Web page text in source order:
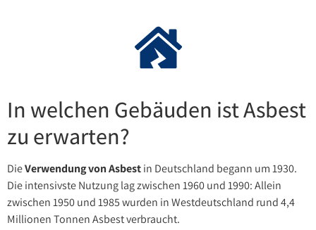
In welchen Gebäuden ist Asbest
zu erwarten?
DieVerwendung von Asbestin Deutschland begann um 1930.
Die intensivste Nutzung lag zwischen 1960 und 1990: Allein
zwischen 1950 und 1985 wurden in Westdeutschland rund 4,4
Millionen Tonnen Asbest verbraucht.